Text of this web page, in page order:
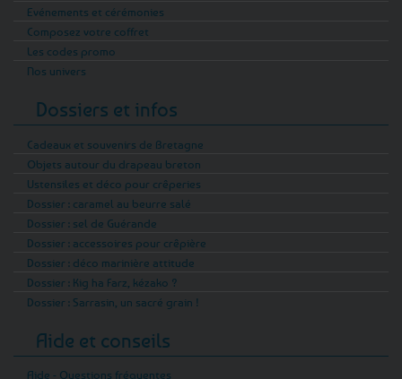
Evénements et cérémonies
Composez votre coffret
Les codes promo
Nos univers
Dossiers et infos
Cadeaux et souvenirs de Bretagne
Objets autour du drapeau breton
Ustensiles et déco pour crêperies
Dossier : caramel au beurre salé
Dossier : sel de Guérande
Dossier : accessoires pour crêpière
Dossier : déco marinière attitude
Dossier : Kig ha Farz, kézako ?
Dossier : Sarrasin, un sacré grain !
Aide et conseils
Aide - Questions fréquentes